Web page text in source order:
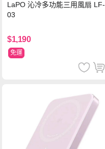
LaPO 沁冷多功能三用風扇 LF-
03
$1,190
免運